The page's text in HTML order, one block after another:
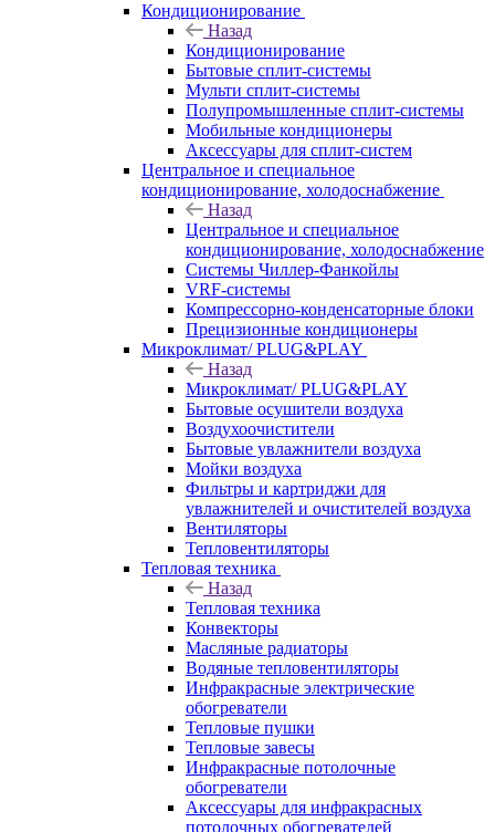
Кондиционирование
Назад
Кондиционирование
Бытовые сплит-системы
Мульти сплит-системы
Полупромышленные сплит-системы
Мобильные кондиционеры
Аксессуары для сплит-систем
Центральное и специальное
кондиционирование, холодоснабжение
Назад
Центральное и специальное
кондиционирование, холодоснабжение
Системы Чиллер-Фанкойлы
VRF-системы
Компрессорно-конденсаторные блоки
Прецизионные кондиционеры
Микроклимат/ PLUG&PLAY
Назад
Микроклимат/ PLUG&PLAY
Бытовые осушители воздуха
Воздухоочистители
Бытовые увлажнители воздуха
Мойки воздуха
Фильтры и картриджи для
увлажнителей и очистителей воздуха
Вентиляторы
Тепловентиляторы
Тепловая техника
Назад
Тепловая техника
Конвекторы
Масляные радиаторы
Водяные тепловентиляторы
Инфракрасные электрические
обогреватели
Тепловые пушки
Тепловые завесы
Инфракрасные потолочные
обогреватели
Аксессуары для инфракрасных
потолочных обогревателей